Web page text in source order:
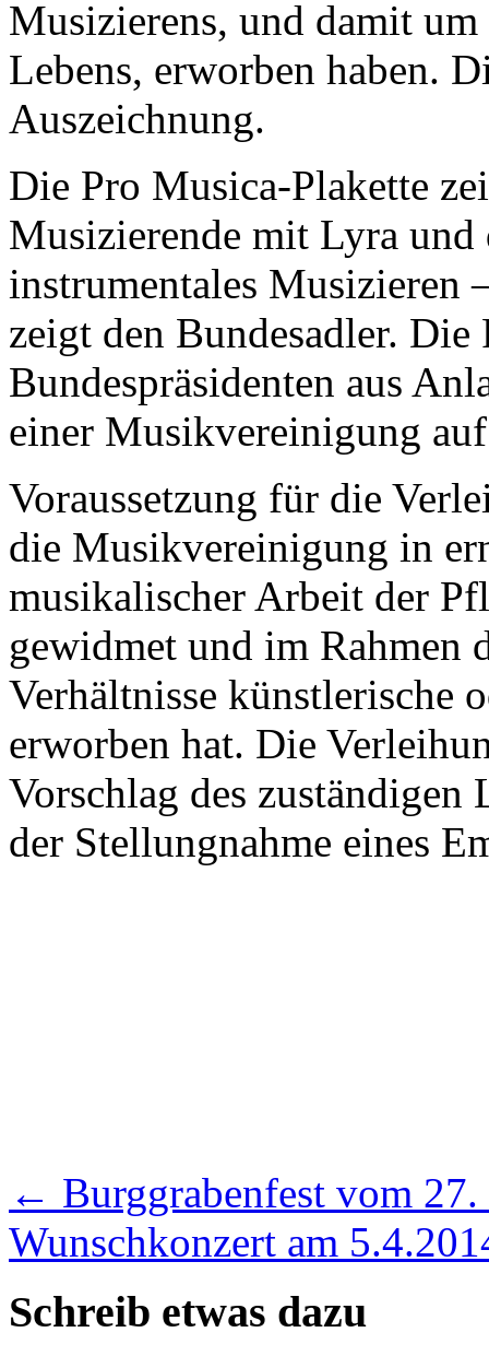
Musizierens, und damit
Lebens, erworben haben.
Auszeichnung.
Die Pro Musica-Plakette
Musizierende mit Lyra und
instrumentales Musizieren
zeigt den Bundesadler.
Bundespräsidenten aus
einer Musikvereinigung
Voraussetzung für die
die Musikvereinigung in
musikalischer Arbeit der
gewidmet und im Rahmen
Verhältnisse künstlerische
erworben hat. Die
Vorschlag des
der Stellungnahme eines
← Burggrabenfest vom
Wunschkonzert am
Schreib etwas dazu